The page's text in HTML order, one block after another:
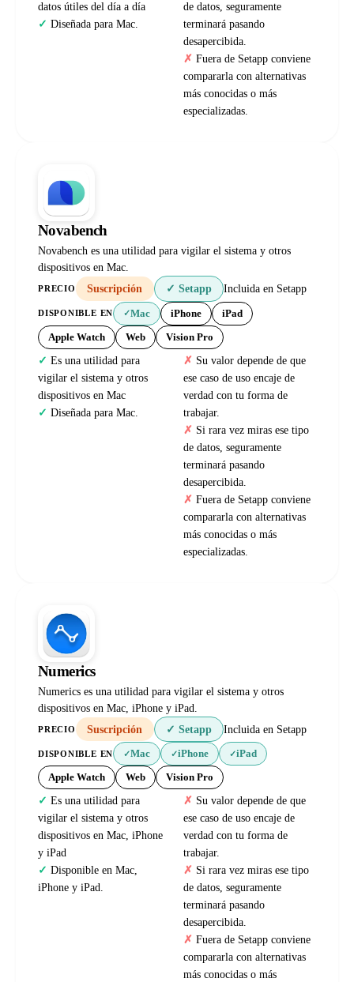
datos útiles del día a día
Diseñada para Mac.
de datos, seguramente
terminará pasando
desapercibida.
Fuera de Setapp conviene
compararla con alternativas
más conocidas o más
especializadas.
Novabench
Novabench es una utilidad para vigilar el sistema y otros
dispositivos en Mac.
PRECIO Suscripción ✓ Setapp Incluida en Setapp
DISPONIBLE EN ✓Mac iPhone iPad
Apple Watch Web Vision Pro
Es una utilidad para
vigilar el sistema y otros
dispositivos en Mac
Diseñada para Mac.
Su valor depende de que
ese caso de uso encaje de
verdad con tu forma de
trabajar.
Si rara vez miras ese tipo
de datos, seguramente
terminará pasando
desapercibida.
Fuera de Setapp conviene
compararla con alternativas
más conocidas o más
especializadas.
Numerics
Numerics es una utilidad para vigilar el sistema y otros
dispositivos en Mac, iPhone y iPad.
PRECIO Suscripción ✓ Setapp Incluida en Setapp
DISPONIBLE EN ✓Mac ✓iPhone ✓iPad
Apple Watch Web Vision Pro
Es una utilidad para
vigilar el sistema y otros
dispositivos en Mac, iPhone
y iPad
Disponible en Mac,
iPhone y iPad.
Su valor depende de que
ese caso de uso encaje de
verdad con tu forma de
trabajar.
Si rara vez miras ese tipo
de datos, seguramente
terminará pasando
desapercibida.
Fuera de Setapp conviene
compararla con alternativas
más conocidas o más